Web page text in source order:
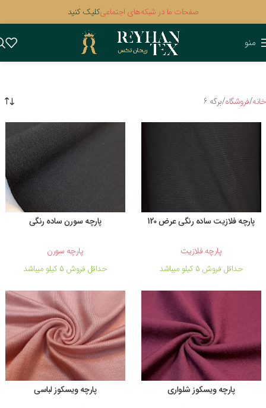
صفحات ما در شبکه‌های اجتماعیکلیک کنید
منو
خانه فروشگاه برگه 6
پارچه فلازیت ساده رنگی عرض 120
پارچه فلازیت
حداقل فروش 5 کیلو میباشد
پارچه سورن ساده رنگی
پارچه سورن
حداقل فروش 5 کیلو میباشد
پارچه ویسکوز شلواری پارچه ویسکوز لباسی